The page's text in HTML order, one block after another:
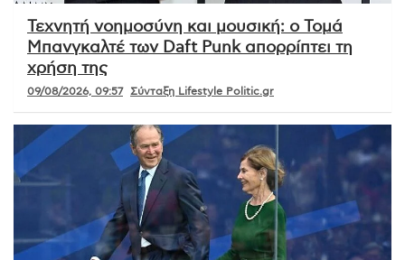
Τεχνητή νοημοσύνη και μουσική: ο Τομά
Μπανγκαλτέ των Daft Punk απορρίπτει τη
χρήση της
09/08/2026, 09:57 Σύνταξη Lifestyle Politic.gr